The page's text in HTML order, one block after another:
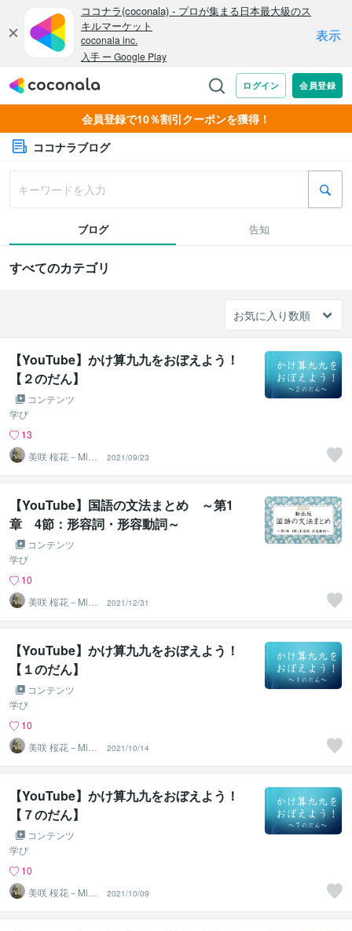
会員登録で10％割引クーポンを獲得！
ココナラブログ
ブログ 告知
すべてのカテゴリ
【YouTube】かけ算九九をおぼえよう！
【２のだん】
コンテンツ
学び
13
美咲 桜花－Misa
ki Ohka－
2021/09/23
【YouTube】国語の文法まとめ ～第1
章 4節：形容詞・形容動詞～
コンテンツ
学び
10
美咲 桜花－Misa
ki Ohka－
2021/12/31
【YouTube】かけ算九九をおぼえよう！
【１のだん】
コンテンツ
学び
10
美咲 桜花－Misa
ki Ohka－
2021/10/14
【YouTube】かけ算九九をおぼえよう！
【７のだん】
コンテンツ
学び
10
美咲 桜花－Misa
ki Ohka－
2021/10/09